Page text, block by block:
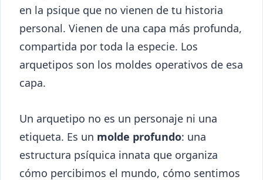
en la psique que no vienen de tu historia
personal. Vienen de una capa más profunda,
compartida por toda la especie. Los
arquetipos son los moldes operativos de esa
capa.
Un arquetipo no es un personaje ni una
etiqueta. Es un molde profundo: una
estructura psíquica innata que organiza
cómo percibimos el mundo, cómo sentimos